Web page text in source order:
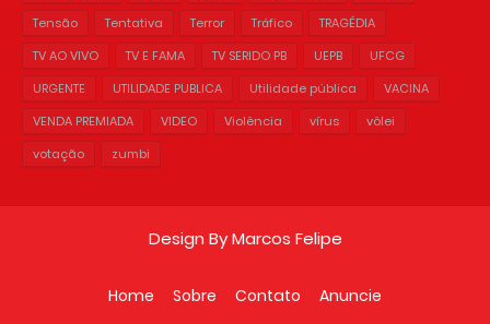
Tensão
Tentativa Terror Tráfico
TRAGÉDIA
TV AO VIVO
TV E FAMA TV SERIDO PB UEPB
UFCG
URGENTE
UTILIDADE PUBLICA Utilidade pública
VACINA
VENDA PREMIADA
VIDEO Violência vírus
vôlei
votação
zumbi
Design ByMarcos Felipe
Home Sobre Contato Anuncie